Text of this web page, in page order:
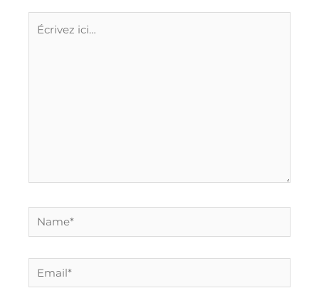
ici…